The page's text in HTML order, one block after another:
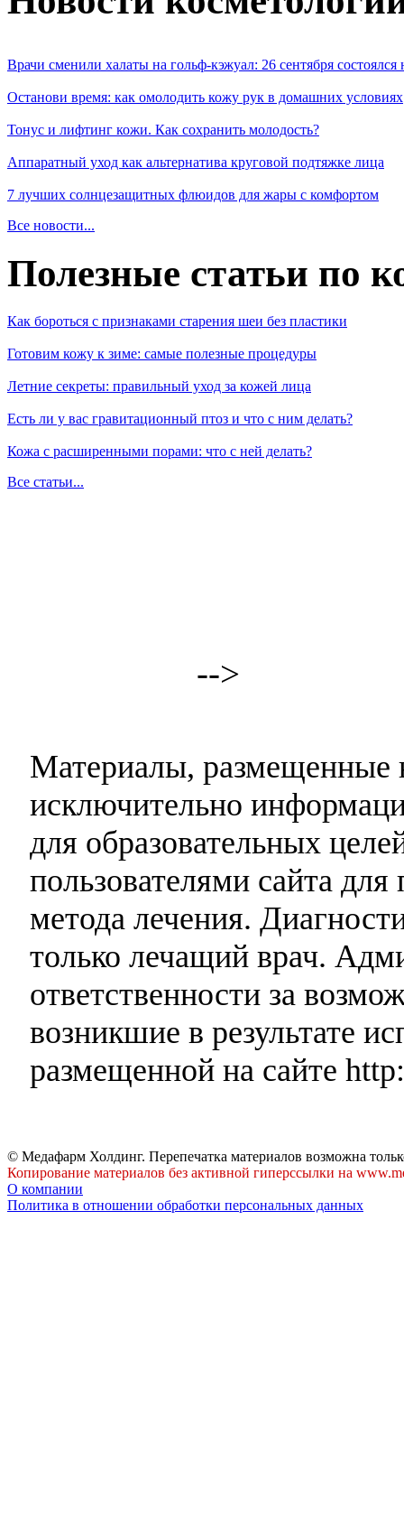
Врачи сменили халаты на гольф-кэжуал: 26 сентября
Останови время: как омолодить кожу рук в домашних условиях
Тонус и лифтинг кожи. Как сохранить молодость?
Аппаратный уход как альтернатива круговой подтяжке лица
7 лучших солнцезащитных флюидов для жары с комфортом
Все новости...
Полезные статьи по
Как бороться с признаками старения шеи без пластики
Готовим кожу к зиме: самые полезные процедуры
Летние секреты: правильный уход за кожей лица
Есть ли у вас гравитационный птоз и что с ним делать?
Кожа с расширенными порами: что с ней делать?
Все статьи...
-->
Материалы, размещенные
исключительно
для образовательных
пользователями сайта
метода лечения.
только лечащий врач.
ответственности за
возникшие в результате
размещенной на сайте
© Медафарм Холдинг. Перепечатка материалов возможна
Копирование материалов без активной гиперссылки на
О компании
Политика в отношении обработки персональных данных